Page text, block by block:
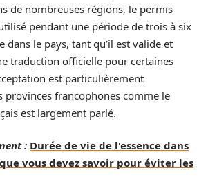
de nombreuses régions, le permis
pendant une période de trois à six
dans le pays, tant qu’il est valide et
traduction officielle pour certaines
est particulièrement
provinces francophones comme le
est largement parlé.
: Durée de vie de l'essence dans
vous devez savoir pour éviter les